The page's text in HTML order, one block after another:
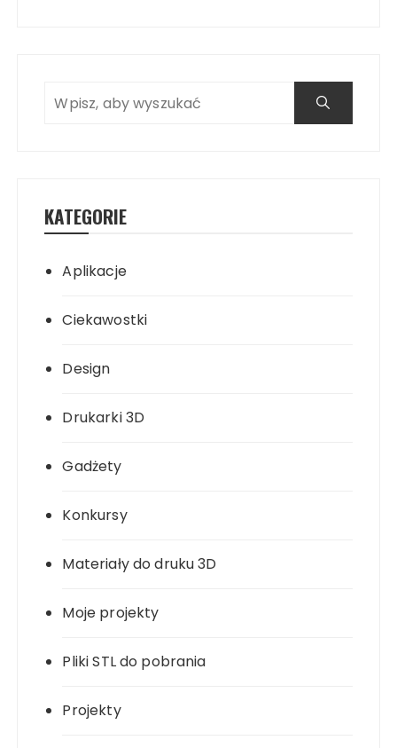
KATEGORIE
Aplikacje
Ciekawostki
Design
Drukarki 3D
Gadżety
Konkursy
Materiały do druku 3D
Moje projekty
Pliki STL do pobrania
Projekty